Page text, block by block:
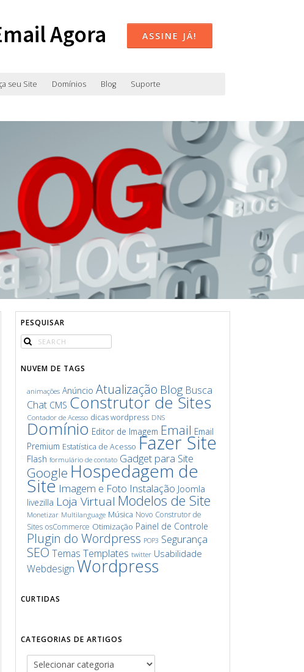
Agora ASSINE JÁ!
seu Site Domínios Blog Suporte
PESQUISAR
NUVEM DE TAGS
animações Anúncio Atualização Blog Busca
Chat CMS Construtor de Sites
Contador de Acesso dicas wordpress DNS
Domínio Editor de Imagem Email Email
Premium Estatística de Acesso Fazer Site
Flash formulário de contato Gadget para Site
Google Hospedagem de
Site Imagem e Foto Instalação Joomla
livezilla Loja Virtual Modelos de Site
Monetizar Multilanguage Música Novo Construtor de
Sites osCommerce Otimização Painel de Controle
Plugin do Wordpress POP3 Segurança
SEO Temas Templates twitter Usabilidade
Webdesign Wordpress
CURTIDAS
CATEGORIAS DE ARTIGOS